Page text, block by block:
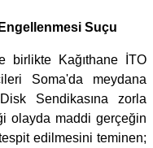
Suçu
birlikte Kağıthane İTO
Soma'da meydana
Sendikasına zorla
olayda maddi gerçeğin
edilmesini teminen;